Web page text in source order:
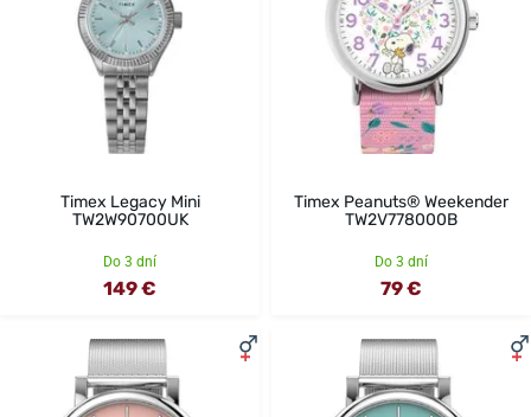
Timex Legacy Mini
TW2W90700UK
Do 3 dní
149 €
Timex Peanuts® Weekender
TW2V778000B
Do 3 dní
79 €